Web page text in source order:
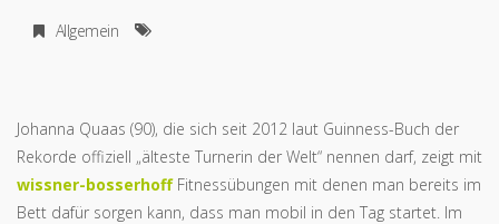
Allgemein
Johanna Quaas (90), die sich seit 2012 laut Guinness-Buch der
Rekorde offiziell „älteste Turnerin der Welt“ nennen darf, zeigt mit
wissner-bosserhoffFitnessübungen mit denen man bereits im
Bett dafür sorgen kann, dass man mobil in den Tag startet. Im